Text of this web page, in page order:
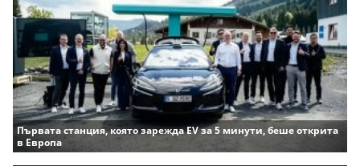
Първата станция, която зарежда EV за 5 минути, беше открита
в Европа